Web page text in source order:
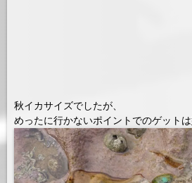
秋イカサイズでしたが、
めったに行かないポイントでのゲット